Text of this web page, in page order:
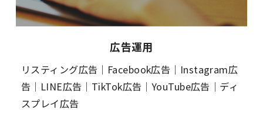
広告運用
リスティング広告｜Facebook広告｜Instagram広
告｜LINE広告｜TikTok広告｜YouTube広告｜ディ
スプレイ広告